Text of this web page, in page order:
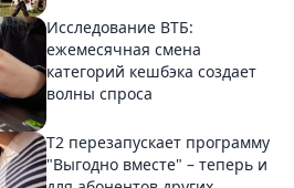
Исследование ВТБ:
ежемесячная смена
категорий кешбэка создает
волны спроса
Т2 перезапускает программу
"Выгодно вместе" – теперь и